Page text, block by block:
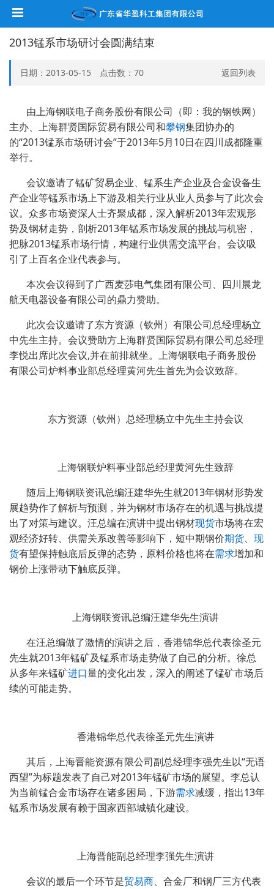
2013锰系市场研讨会圆满结束
日期：2013-05-15 点击数： 70 返回列表
由上海钢联电子商务股份有限公司（即：我的钢铁网）
主办、上海群贤国际贸易有限公司和攀钢集团协办的
的“2013锰系市场研讨会”于2013年5月10日在四川成都隆重
举行。
会议邀请了锰矿贸易企业、锰系生产企业及合金设备生
产企业等锰系市场上下游及相关行业从业人员参与了此次会
议。众多市场资深人士齐聚成都，深入解析2013年宏观形
势及钢材走势，剖析2013年锰系市场发展的挑战与机密，
把脉2013锰系市场行情，构建行业供需交流平台。会议吸
引了上百名企业代表参与。
本次会议得到了广西麦莎电气集团有限公司、四川晨龙
航天电器设备有限公司的鼎力赞助。
此次会议邀请了东方资源（钦州）有限公司总经理杨立
中先生主持。会议赞助方上海群贤国际贸易有限公司总经理
李悦出席此次会议,并在前排就坐。上海钢联电子商务股份
有限公司炉料事业部总经理黄河先生首先为会议致辞。
东方资源（钦州）总经理杨立中先生主持会议
上海钢联炉料事业部总经理黄河先生致辞
随后上海钢联资讯总编汪建华先生就2013年钢材形势发
展趋势作了解析与预测，并为钢材市场存在的机遇与挑战提
出了对策与建议。汪总编在演讲中提出钢材现货市场将在宏
观经济好转、供需关系改善等影响下，短中期钢价期货、 现
货有望保持触底后反弹的态势，原料价格也将在需求增加和
钢价上涨带动下触底反弹。
上海钢联资讯总编汪建华先生演讲
在汪总编做了激情的演讲之后，香港锦华总代表徐圣元
先生就2013年锰矿及锰系市场走势做了自己的分析。徐总
从多年来锰矿进口量的变化出发，深入的阐述了锰矿市场后
续的可能走势。
香港锦华总代表徐圣元先生演讲
其后，上海晋能资源有限公司副总经理李强先生以“无语
西望”为标题发表了自己对2013年锰矿市场的展望。李总认
为当前锰合金市场存在诸多困局，下游需求减缓，指出13年
锰系市场发展有赖于国家西部城镇化建设。
上海晋能副总经理李强先生演讲
会议的最后一个环节是贸易商、合金厂和钢厂三方代表